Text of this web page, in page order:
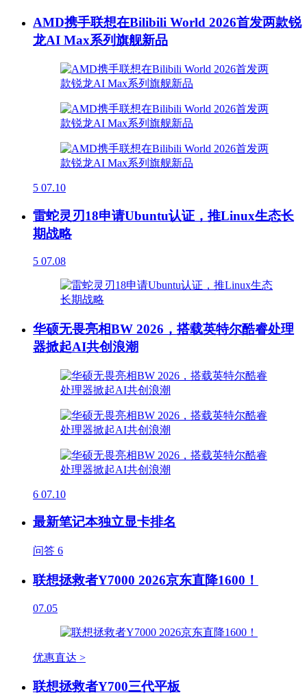
AMD携手联想在Bilibili World 2026首发两款锐
龙AI Max系列旗舰新品
5 07.10
雷蛇灵刃18申请Ubuntu认证，推Linux生态长
期战略
5 07.08
华硕无畏亮相BW 2026，搭载英特尔酷睿处理
器掀起AI共创浪潮
6 07.10
最新笔记本独立显卡排名
问答 6
联想拯救者Y7000 2026京东直降1600！
07.05
优惠直达 >
联想拯救者Y700三代平板